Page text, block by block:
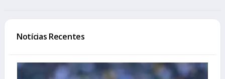
Notícias Recentes